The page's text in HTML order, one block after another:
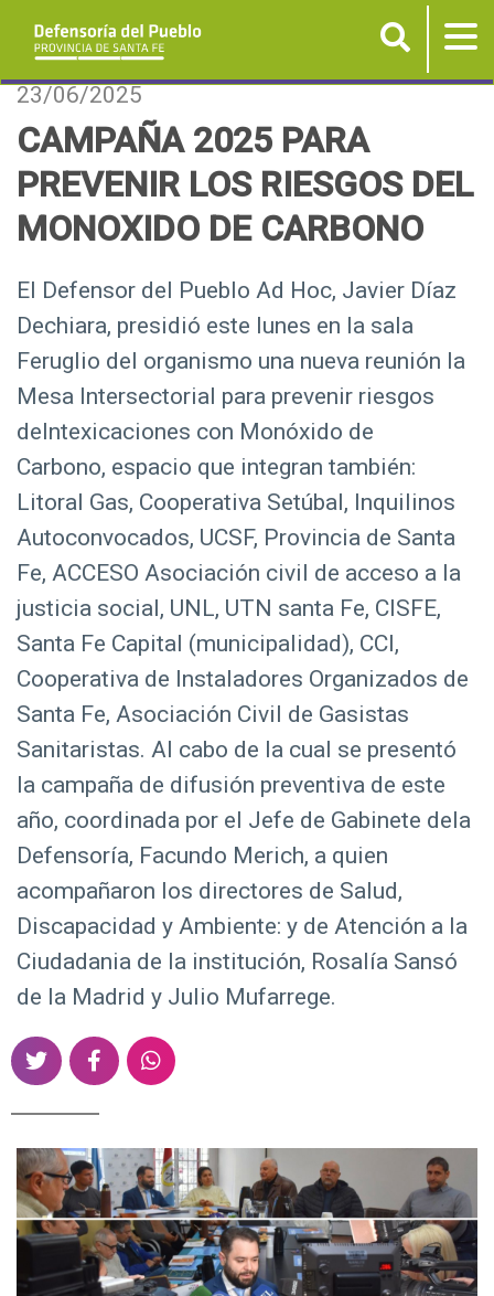
P
Buscar
23/06/2025
CAMPAÑA 2025 PARA
PREVENIR LOS RIESGOS DEL
MONOXIDO DE CARBONO
El Defensor del Pueblo Ad Hoc, Javier Díaz
Dechiara, presidió este lunes en la sala
Feruglio del organismo una nueva reunión la
Mesa Intersectorial para prevenir riesgos
deIntexicaciones con Monóxido de
Carbono, espacio que integran también:
Litoral Gas, Cooperativa Setúbal, Inquilinos
Autoconvocados, UCSF, Provincia de Santa
Fe, ACCESO Asociación civil de acceso a la
justicia social, UNL, UTN santa Fe, CISFE,
Santa Fe Capital (municipalidad), CCI,
Cooperativa de Instaladores Organizados de
Santa Fe, Asociación Civil de Gasistas
Sanitaristas. Al cabo de la cual se presentó
la campaña de difusión preventiva de este
año, coordinada por el Jefe de Gabinete dela
Defensoría, Facundo Merich, a quien
acompañaron los directores de Salud,
Discapacidad y Ambiente: y de Atención a la
Ciudadania de la institución, Rosalía Sansó
de la Madrid y Julio Mufarrege.
S
a
e
o
n
w
S
e
o
n
F
a
S
e
o
n
W
h